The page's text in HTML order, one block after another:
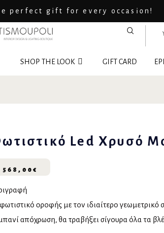
perfect gift for every occasion!
SHOP THE LOOK GIFT CARD
Led Χρυσό
568,00 €
οροφής με τον ιδιαίτερο γεωμετρικό
απόχρωση, θα τραβήξει σίγουρα όλα τα